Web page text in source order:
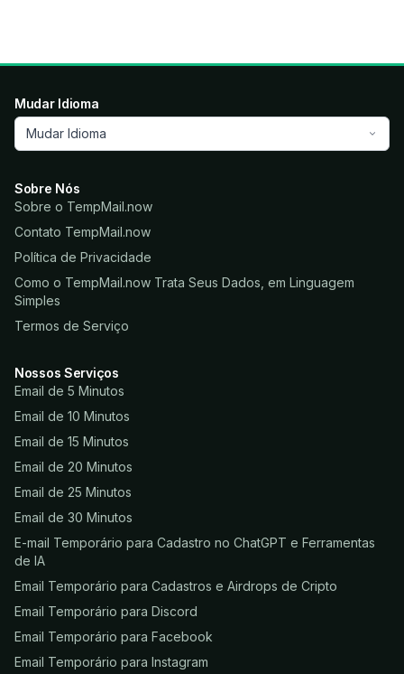
Mudar Idioma
Mudar Idioma
Sobre Nós
Sobre o TempMail.now
Contato TempMail.now
Política de Privacidade
Como o TempMail.now Trata Seus Dados, em Linguagem
Simples
Termos de Serviço
Nossos Serviços
Email de 5 Minutos
Email de 10 Minutos
Email de 15 Minutos
Email de 20 Minutos
Email de 25 Minutos
Email de 30 Minutos
E-mail Temporário para Cadastro no ChatGPT e Ferramentas
de IA
Email Temporário para Cadastros e Airdrops de Cripto
Email Temporário para Discord
Email Temporário para Facebook
Email Temporário para Instagram